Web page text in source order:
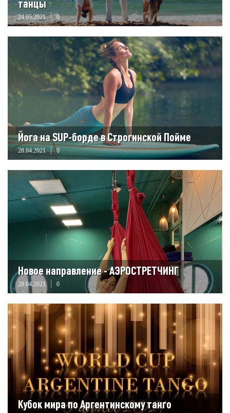
танцы
24.05.2021 0
Йога на SUP-борде в Строгинской Пойме
28.04.2021 0
Новое направление - АЭРОСТРЕТЧИНГ
20.04.2021 0
Кубок мира по Аргентинскому танго